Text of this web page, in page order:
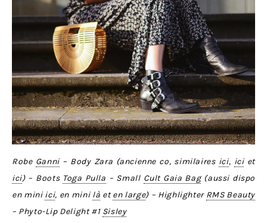
Robe Ganni– Body Zara (ancienne co, similaires ici, iciet
ici) – Boots Toga Pulla – Small Cult Gaia Bag(aussi dispo
en mini ici, en mini là eten large) – Highlighter RMS Beauty
– Phyto-Lip Delight #1 Sisley